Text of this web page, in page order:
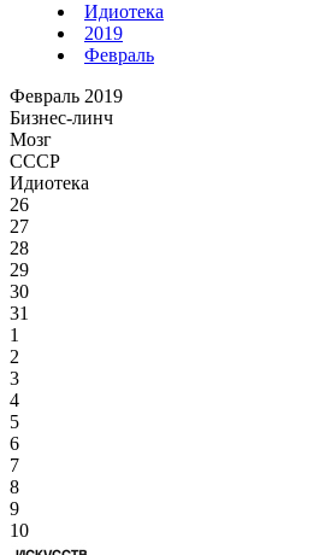
Идиотека
2019
Февраль
Февраль 2019
Бизнес-линч
Мозг
СССР
Идиотека
26
27
28
29
30
31
1
2
3
4
5
6
7
8
9
10